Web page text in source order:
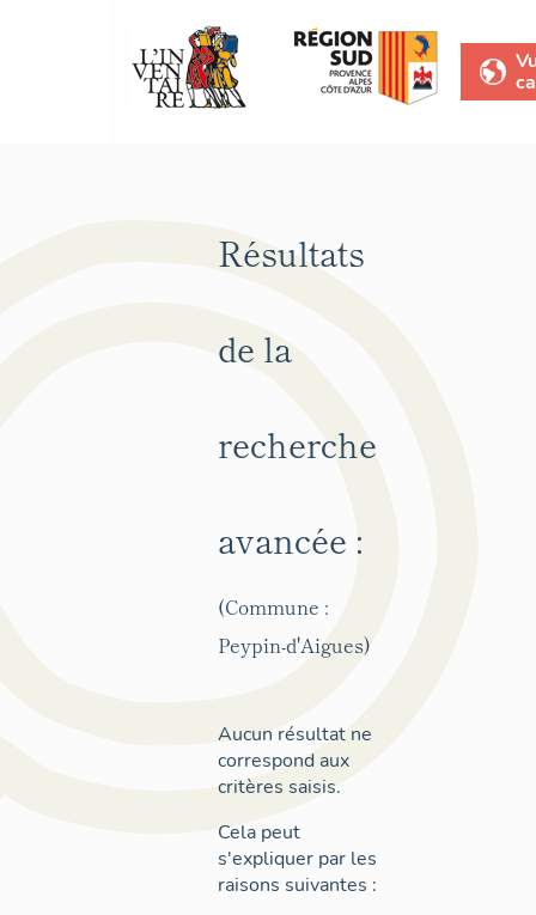
Résultats
de la
recherche
avancée :
(Commune :
Peypin-d'Aigues)
Aucun résultat ne
correspond aux
critères saisis.
Cela peut
s'expliquer par les
raisons suivantes :